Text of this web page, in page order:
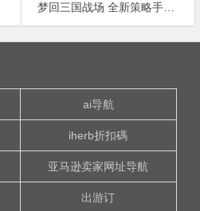
梦回三国战场 全新策略手游《真龙霸业》震撼亮相TGC
ai导航
iherb折扣碼
亚马逊卖家网址导航
出游订